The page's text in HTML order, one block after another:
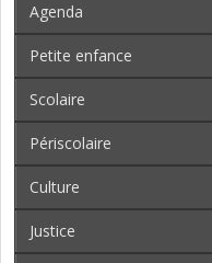
Agenda
Petite enfance
Scolaire
Périscolaire
Culture
Justice